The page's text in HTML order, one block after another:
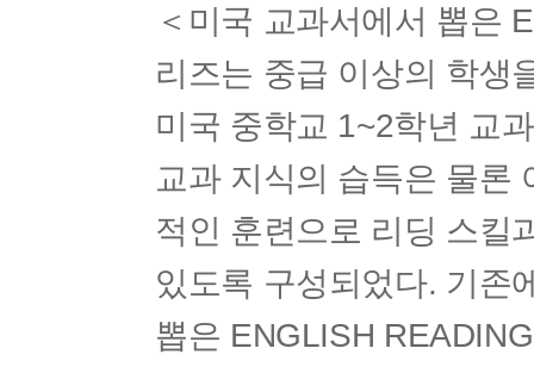
＜미국 교과서에서 뽑은
리즈는 중급 이상의 학생
미국 중학교 1~2학년 교
교과 지식의 습득은 물론
적인 훈련으로 리딩 스킬
있도록 구성되었다. 기존
뽑은 ENGLISH